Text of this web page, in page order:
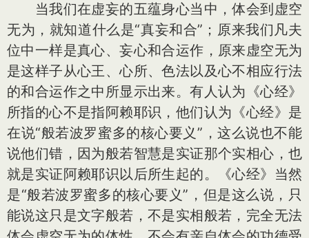
当我们在虚妄的五蕴身心当中，体会到虚空
无为，就知道什么是“真妄和合”；原来我们凡夫
位中一样是真心、妄心和合运作，原来虚空无为
是这样子从心王、心所、色法以及心不相应行法
的和合运作之中所显示出来。有人认为《心经》
所指的心不是指阿赖耶识，他们认为《心经》是
在说“般若波罗蜜多的核心要义”，这么说也不能
说他们错，因为般若智慧是实证那个实相心，也
就是实证阿赖耶识以后所生起的。《心经》当然
是“般若波罗蜜多的核心要义”，但是这么说，只
能说这只是文字般若，不是实相般若，完全无法